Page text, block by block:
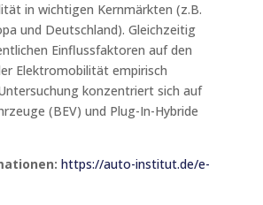
in wichtigen Kernmärkten (z.B.
und Deutschland). Gleichzeitig
Einflussfaktoren auf den
Elektromobilität empirisch
konzentriert sich auf
(BEV) und Plug-In-Hybride
https://auto-institut.de/e-